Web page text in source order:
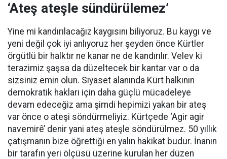
‘Ateş ateşle sündürülemez’
Yine mi kandırılacağız kaygısını biliyoruz. Bu kaygı ve
yeni değil çok iyi anlıyoruz her şeyden önce Kürtler
örgütlü bir halktır ne kanar ne de kandırılır. Velev ki
terazimiz şaşsa da düzeltecek bir kantar var o da
sizsiniz emin olun. Siyaset alanında Kürt halkının
demokratik hakları için daha güçlü mücadeleye
devam edeceğiz ama şimdi hepimizi yakan bir ateş
var önce o ateşi söndürmeliyiz. Kürtçede ‘Agir agir
navemirê’ denir yani ateş ateşle söndürülmez. 50 yıllık
çatışmanın bize öğrettiği en yalın hakikat budur. İnanın
bir tarafın yeri ölçüsü üzerine kurulan her düzen